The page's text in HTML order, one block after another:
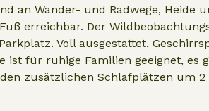
an Wander- und Radwege, Heide
erreichbar. Der
Voll ausgestattet,
ist für ruhige Familien geeignet, es
zusätzlichen Schlafplätzen um
handelt. Wifi und ein offener